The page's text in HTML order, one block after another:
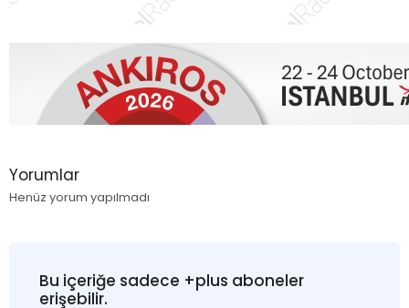
Yorumlar
Henüz yorum yapılmadı
Bu içeriğe sadece +plus aboneler
erişebilir.